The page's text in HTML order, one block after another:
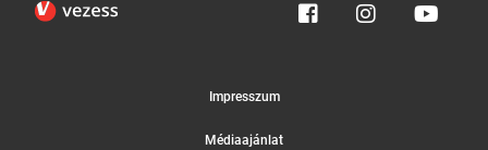
Impresszum
Médiaajánlat